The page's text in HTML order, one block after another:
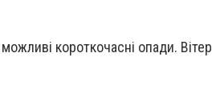
короткочасні опади. Вітер